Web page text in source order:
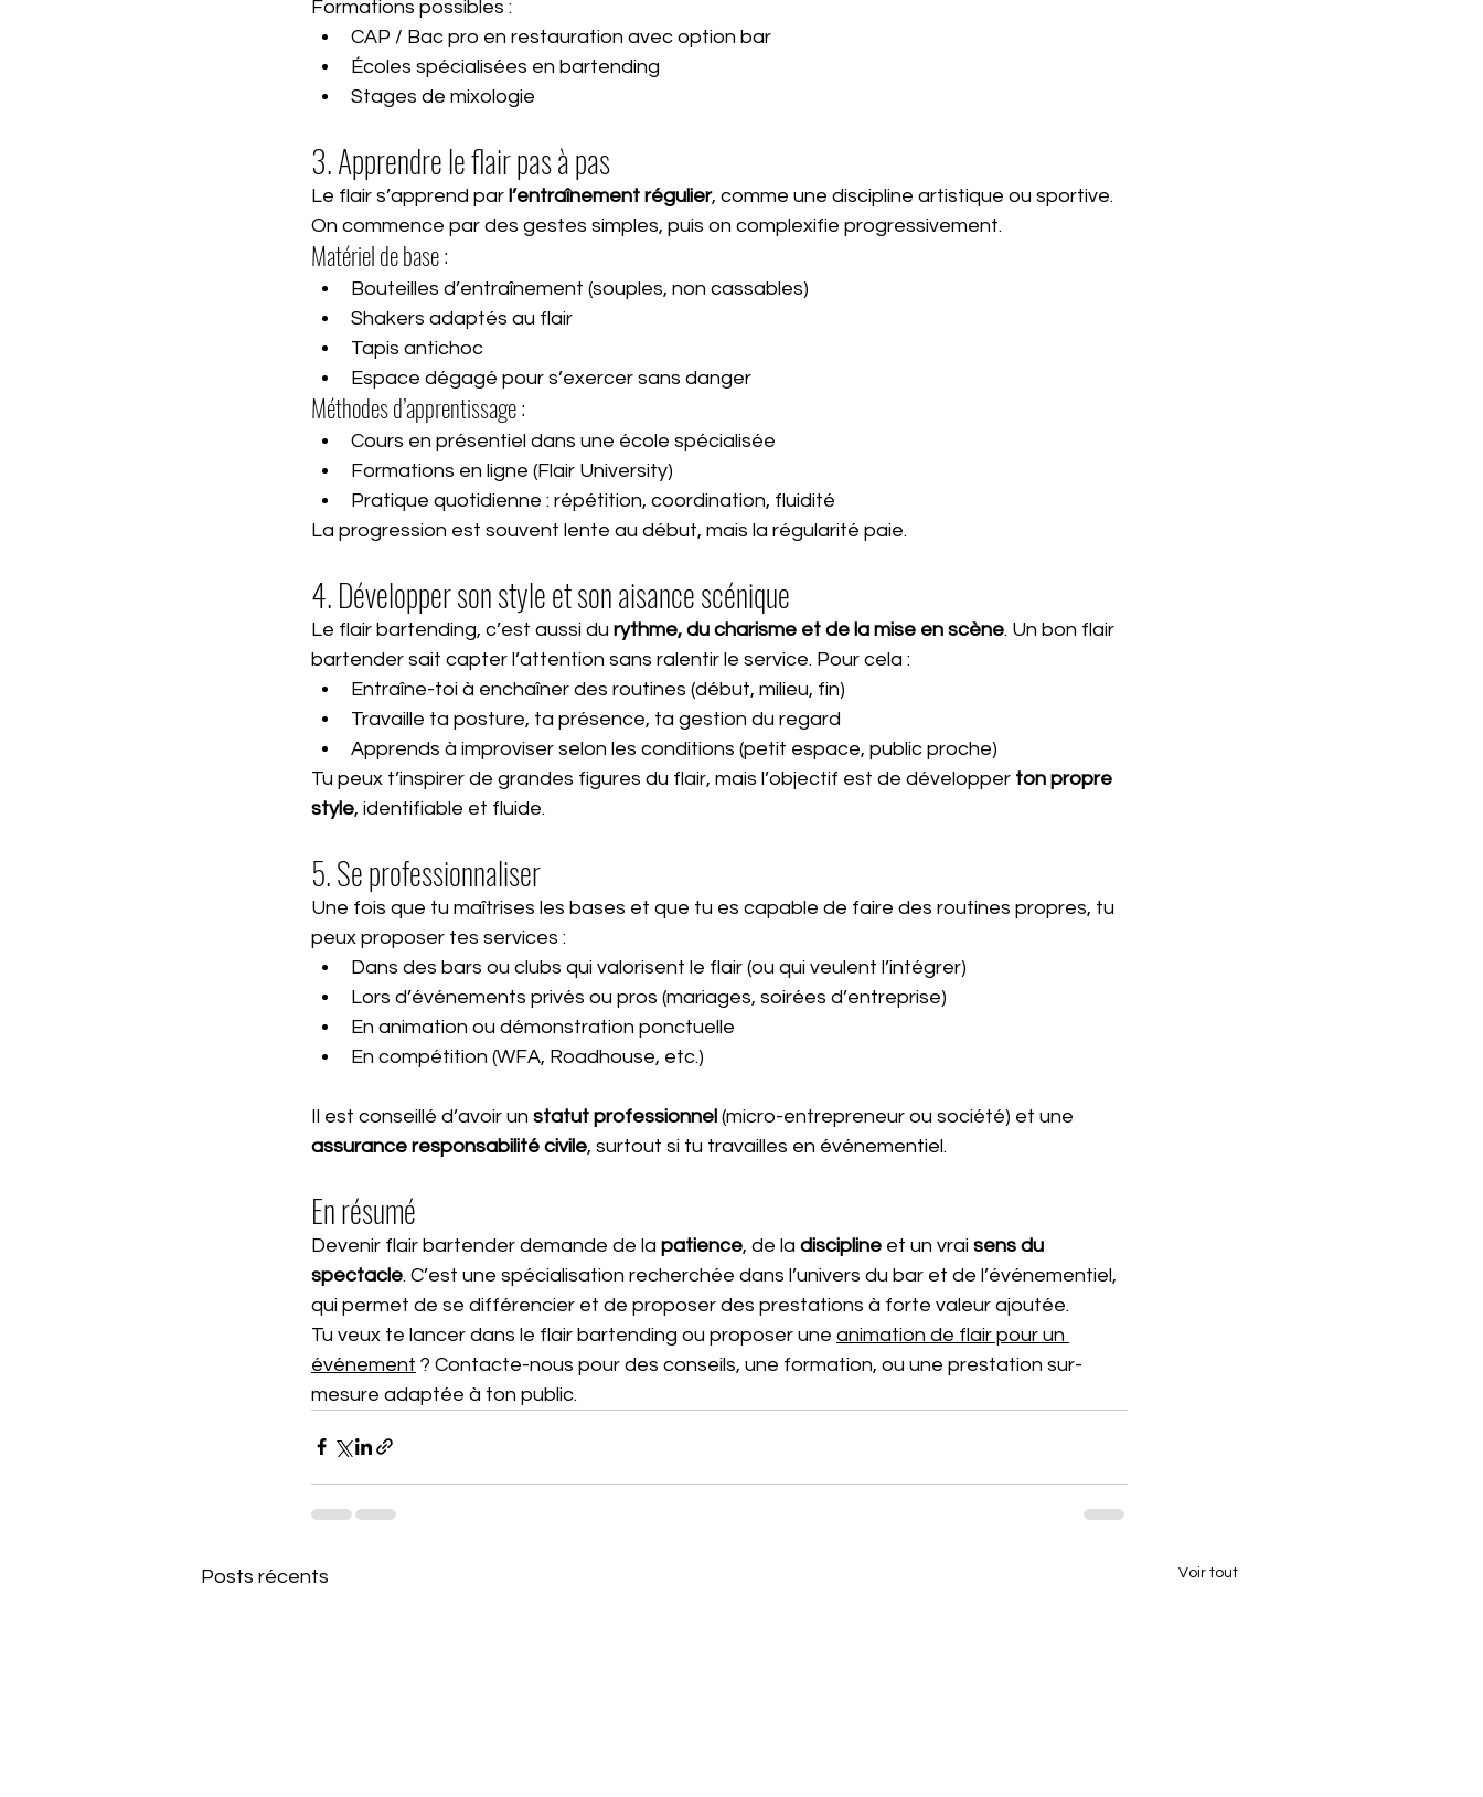
Formations possibles :
CAP / Bac pro en restauration avec option bar
Écoles spécialisées en bartending
Stages de mixologie
3. Apprendre le flair pas à pas
Le flair s’apprend par l’entraînement régulier, comme une discipline artistique ou sportive.
On commence par des gestes simples, puis on complexifie progressivement.
Matériel de base :
Bouteilles d’entraînement (souples, non cassables)
Shakers adaptés au flair
Tapis antichoc
Espace dégagé pour s’exercer sans danger
Méthodes d’apprentissage :
Cours en présentiel dans une école spécialisée
Formations en ligne (Flair University)
Pratique quotidienne : répétition, coordination, fluidité
La progression est souvent lente au début, mais la régularité paie.
4. Développer son style et son aisance scénique
Le flair bartending, c’est aussi du rythme, du charisme et de la mise en scène. Un bon flair
bartender sait capter l’attention sans ralentir le service. Pour cela :
Entraîne-toi à enchaîner des routines (début, milieu, fin)
Travaille ta posture, ta présence, ta gestion du regard
Apprends à improviser selon les conditions (petit espace, public proche)
Tu peux t’inspirer de grandes figures du flair, mais l’objectif est de développer ton propre
style, identifiable et fluide.
5. Se professionnaliser
Une fois que tu maîtrises les bases et que tu es capable de faire des routines propres, tu
peux proposer tes services :
Dans des bars ou clubs qui valorisent le flair (ou qui veulent l’intégrer)
Lors d’événements privés ou pros (mariages, soirées d’entreprise)
En animation ou démonstration ponctuelle
En compétition (WFA, Roadhouse, etc.)
Il est conseillé d’avoir un statut professionnel (micro-entrepreneur ou société) et une
assurance responsabilité civile, surtout si tu travailles en événementiel.
En résumé
Devenir flair bartender demande de la patience, de la discipline et un vrai sens du
spectacle. C’est une spécialisation recherchée dans l’univers du bar et de l’événementiel,
qui permet de se différencier et de proposer des prestations à forte valeur ajoutée.
Tu veux te lancer dans le flair bartending ou proposer une animation de flair pour un
événement ? Contacte-nous pour des conseils, une formation, ou une prestation sur-
mesure adaptée à ton public.
Posts récents Voir tout